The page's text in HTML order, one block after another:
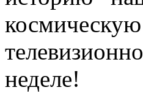
неделе!